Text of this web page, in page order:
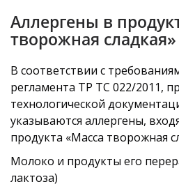
Аллергены в
творожная сладкая»
В соответствии с
регламента ТР ТС 022/2011,
технологической
указываются аллергены,
продукта «Масса творожная
Молоко и продукты его
лактоза)